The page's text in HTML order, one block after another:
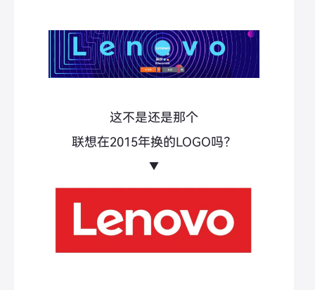
这不是还是那个
联想在2015年换的LOGO吗？
▼